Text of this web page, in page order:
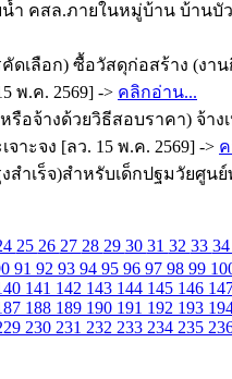
คสล.ภายในหมู่บ้าน บ้านบั
ลือก) ซื้อวัสดุก่อสร้าง (งาน
พ.ค. 2569] -> คลิกอ่าน...
รือจ้างด้วยวิธีสอบราคา)
าะจง [ลว. 15 พ.ค. 2569] ->
ำเร็จ)สำหรับเด็กปฐมวัยศู
25 26 27 28 29 30 31 32 33 34
91 92 93 94 95 96 97 98 99
141 142 143 144 145 146
188 189 190 191 192 193
230 231 232 233 234 235